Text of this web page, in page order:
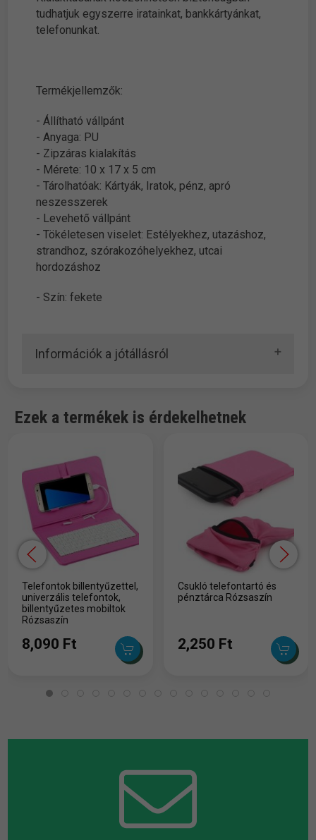
tudhatjuk egyszerre iratainkat, bankkártyánkat,
telefonunkat.
Termékjellemzők:
- Állítható vállpánt
- Anyaga: PU
- Zipzáras kialakítás
- Mérete: 10 x 17 x 5 cm
- Tárolhatóak: Kártyák, Iratok, pénz, apró
neszesszerek
- Levehető vállpánt
- Tökéletesen viselet: Estélyekhez, utazáshoz,
strandhoz, szórakozóhelyekhez, utcai
hordozáshoz
- Szín: fekete
Információk a jótállásról
Ezek a termékek is érdekelhetnek
Telefontok billentyűzettel,
univerzális telefontok,
billentyűzetes mobiltok
Rózsaszín
8,090 Ft
Csukló telefontartó és
pénztárca Rózsaszín
2,250 Ft